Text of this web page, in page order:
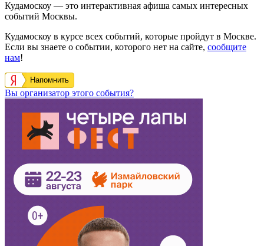
Кудамоскоу — это интерактивная афиша самых интересных
событий Москвы.
Кудамоскоу в курсе всех событий, которые пройдут в Москве.
Если вы знаете о событии, которого нет на сайте, сообщите
нам!
Напомнить
Вы организатор этого события?